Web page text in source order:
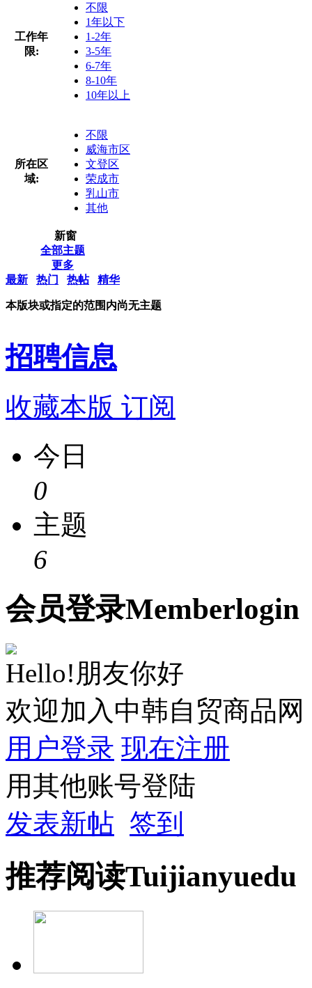
工作年
限:
不限
1年以下
1-2年
3-5年
6-7年
8-10年
10年以上
所在区
域:
不限
威海市区
文登区
荣成市
乳山市
其他
新窗
全部主题
更多
最新
热门 热帖 精华
本版块或指定的范围内尚无主题
招聘信息
收藏本版 订阅
今日
0
主题
6
会员登录Memberlogin
Hello!朋友你好
欢迎加入中韩自贸商品网
用户登录 现在注册
用其他账号登陆
发表新帖 签到
推荐阅读Tuijianyuedu